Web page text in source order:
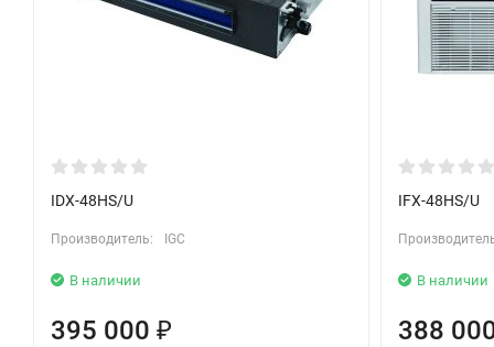
IDX-48HS/U
Производитель: IGC
В наличии
395 000 ₽
IFX-48HS/U
В наличии
388